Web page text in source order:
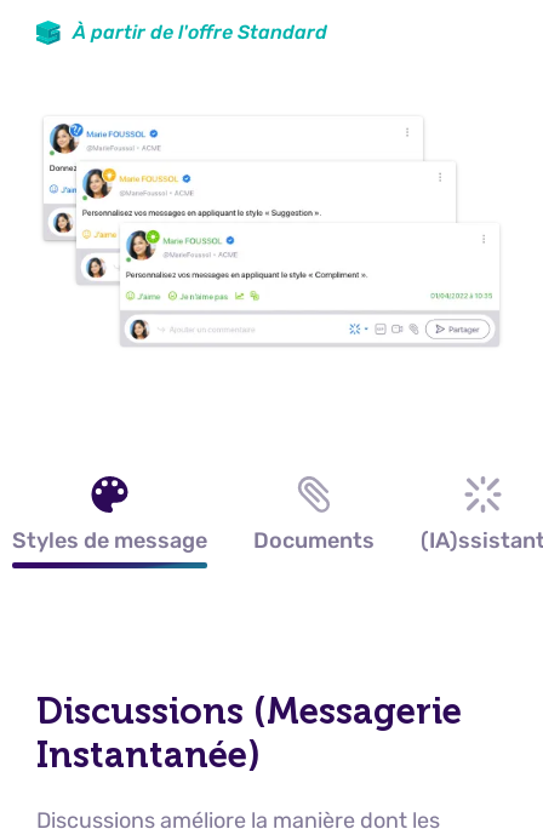
À partir de l'offre Standard
Styles de message Documents
Discussions (Messagerie
Instantanée)
Discussions améliore la manière dont les